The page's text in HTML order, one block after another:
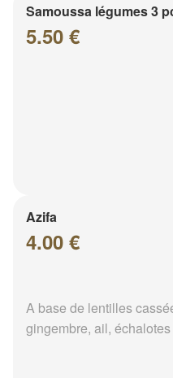
Samoussa légumes 3
5.50 €
Azifa
4.00 €
A base de lentilles
gingembre, ail,